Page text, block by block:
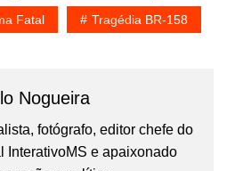
Fatal Tragédia BR-158
Nogueira
fotógrafo, editor chefe do
InterativoMS e apaixonado